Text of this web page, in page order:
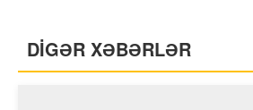
DİGƏR XƏBƏRLƏR